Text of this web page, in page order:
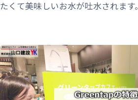
たくて美味しいお水が吐水されます。